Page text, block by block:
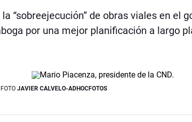
“sobreejecución” de obras viales en el
por una mejor planificación a largo
FOTO JAVIER CALVELO-ADHOCFOTOS